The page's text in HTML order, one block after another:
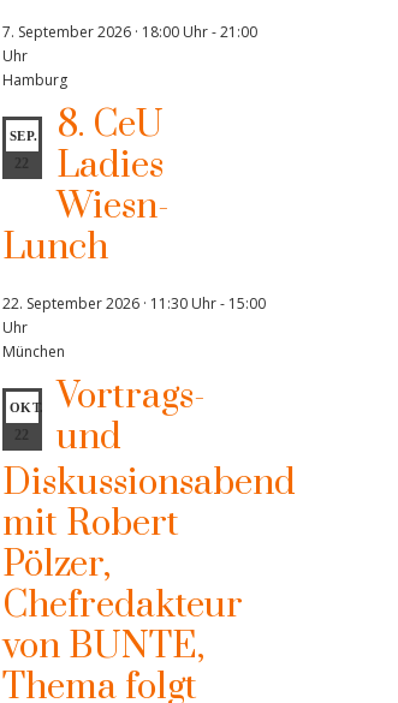
7. September 2026 · 18:00 Uhr-21:00
Uhr
Hamburg
SEP.
22
8. CeU
Ladies
Wiesn-
Lunch
22. September 2026 · 11:30 Uhr- 15:00
Uhr
München
OKT.
22
Vortrags-
und
Diskussionsabend
mit Robert
Pölzer,
Chefredakteur
von BUNTE,
Thema folgt